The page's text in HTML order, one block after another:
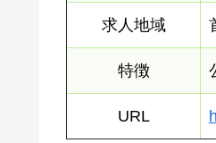
求人地域
特徴
URL